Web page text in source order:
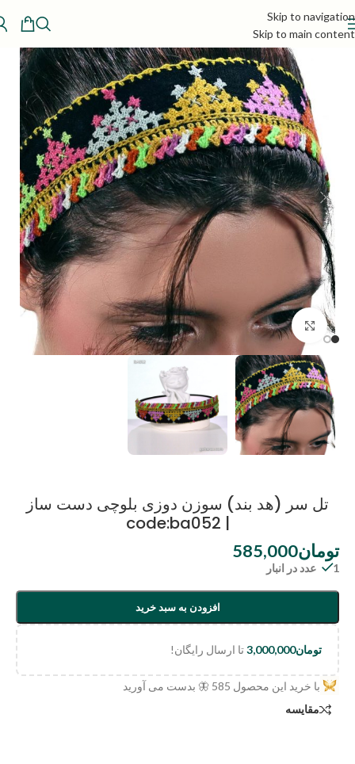
Skip to navigation
Skip to main content
بزرگنمایی تصویر
تل سر (هد بند) سوزن دوزی بلوچی دست ساز
| code:ba052
تومان585,000
1 عدد در انبار
افزودن به سبد خرید
تومان3,000,000تا ارسال رایگان!
با خرید این محصول 585 🦋 بدست می آورید
مقایسه